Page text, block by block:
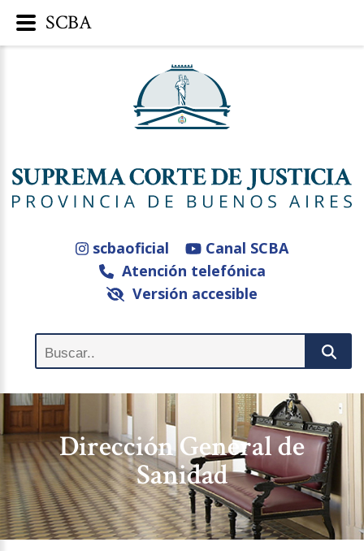
scbaoficial
Canal SCBA
Atención telefónica
Versión accesible
Dirección General de
Sanidad
SCBA